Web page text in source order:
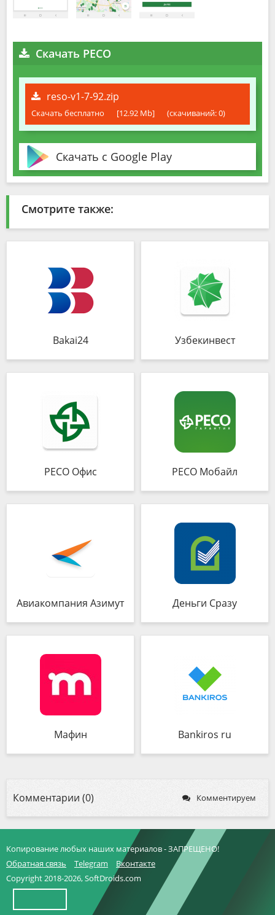
Скачать РЕСО
reso-v1-7-92.zip
Скачать бесплатно [12.92 Mb] (cкачиваний: 0)
Скачать с Google Play
Смотрите также:
Bakai24 Узбекинвест
РЕСО Офис РЕСО Мобайл
Авиакомпания Азимут Деньги Сразу
Мафин Bankiros ru
Комментарии (0) Комментируем
Копирование любых наших материалов - ЗАПРЕЩЕНО!
Обратная связь
Telegram
Вконтакте
Copyright 2018-2026, SoftDroids.com